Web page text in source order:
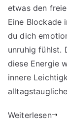
etwas den
Eine Blockade
du dich
unruhig fühlst.
diese Energie
innere
Weiterlesen